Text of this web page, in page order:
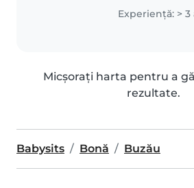
de toate vârstele.
confortabilă cu
companie,
Experienţă: > 3
Micșorați harta pentru a
rezultate.
Babysits Bonă Buzău